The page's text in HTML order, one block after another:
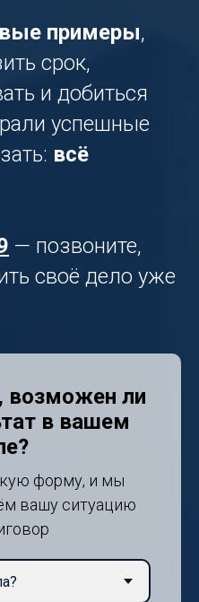
примеры,
срок,
и добиться
успешные
всё
— позвоните,
своё дело уже
возможен ли
в вашем
форму, и мы
вашу ситуацию